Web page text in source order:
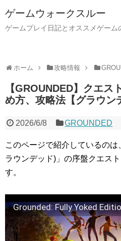
ゲームウォークスルー
ゲームプレイ日記とオススメゲーム
ホーム 攻略情報
【GROUNDED】クエス
め方、攻略法【グラウン
2026/6/8 GROUNDED
このページで紹介しているの
ラウンデッド)」の序盤クエス
す。
Grounded: Fully Yoked